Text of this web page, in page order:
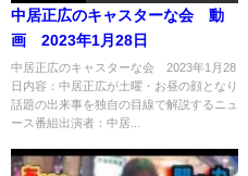
中居正広のキャスターな会 動
画 2023年1月28日
中居正広のキャスターな会 2023年1月28
日内容：中居正広が土曜・お昼の顔となり
話題の出来事を独自の目線で解説するニュ
ース番組出演者：中居...